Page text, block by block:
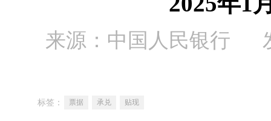
来源：中国人民银行
标签： 票据 承兑 贴现